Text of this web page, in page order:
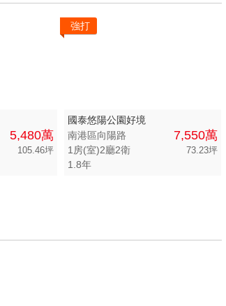
5,480萬
105.46坪
國泰悠陽公園好境
南港區向陽路
7,550萬
1房(室)2廳2衛 73.23坪
1.8年
強打